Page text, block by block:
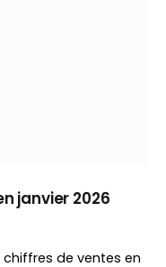
janvier 2026
de ventes en